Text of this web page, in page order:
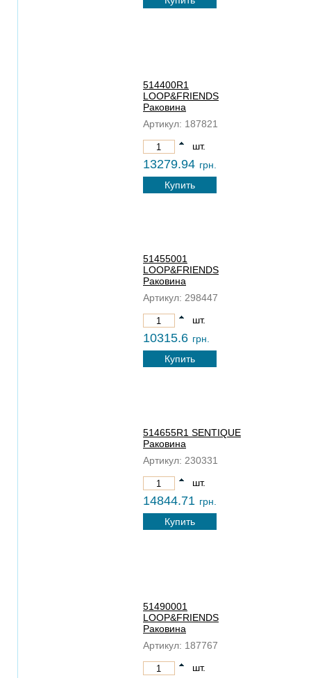
514400R1
LOOP&FRIENDS
Раковина
Артикул: 187821
шт.
13279.94 грн.
Купить
51455001
LOOP&FRIENDS
Раковина
Артикул: 298447
шт.
10315.6 грн.
Купить
514655R1 SENTIQUE
Раковина
Артикул: 230331
шт.
14844.71 грн.
Купить
51490001
LOOP&FRIENDS
Раковина
Артикул: 187767
шт.